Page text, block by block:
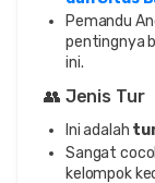
Pemandu
pentingnya
ini.
👥 Jenis Tur
Ini adalah
Sangat
kelompok